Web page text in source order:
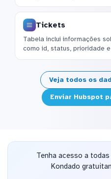
Tickets
Tabela inclui informações
como id, status, prioridade
Veja todos os
Enviar Hubspot
Tenha acesso a
Kondado